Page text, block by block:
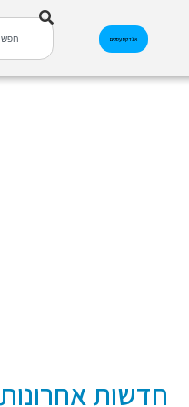
אינדקס עסקים
חדשות